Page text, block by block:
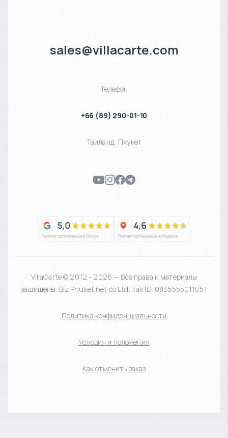
sales@villacarte.com
Телефон
+66 (89) 290-01-10
Таиланд, Пхукет
VillaCarte © 2012 - 2026 — Все права и материалы
защищены. Biz Phuket.net co Ltd. Tax ID: 0835555011051
Политика конфиденциальности
Условия и положения
Как отменить заказ